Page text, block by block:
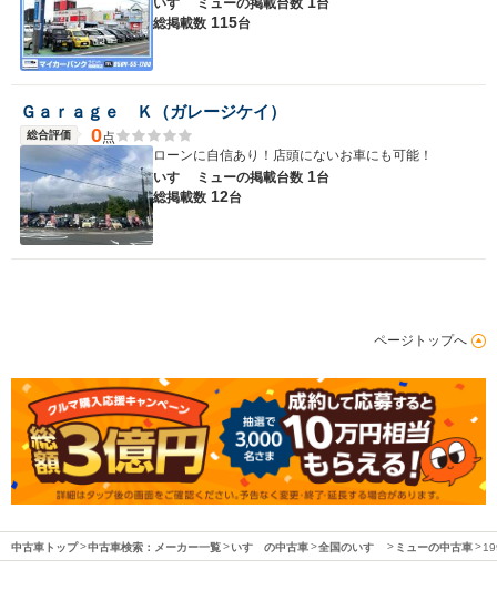
いすゞ ミューの掲載台数
台
総掲載数 115台
Ｇａｒａｇｅ Ｋ（ガレージケイ）
総合評価 0点
ローンに自信あり！店頭にないお車にも可能！
いすゞ ミューの掲載台数 1台
総掲載数 12台
ページトップへ
中古車トップ 中古車検索：メーカー一覧 いすゞの中古車 全国のいすゞ ミューの中古車